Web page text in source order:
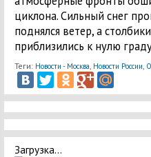
циклона. Сильный снег
поднялся ветер, а
приблизились к нулю
Теги: Новости - Москва Новости России
Загрузка...